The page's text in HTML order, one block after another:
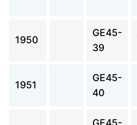
1950
GE45-
39
1951
GE45-
40
GE45-